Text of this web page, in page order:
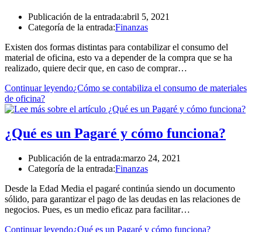
Publicación de la entrada:abril 5, 2021
Categoría de la entrada:Finanzas
Existen dos formas distintas para contabilizar el consumo del
material de oficina, esto va a depender de la compra que se ha
realizado, quiere decir que, en caso de comprar…
Continuar leyendo¿Cómo se contabiliza el consumo de materiales
de oficina?
¿Qué es un Pagaré y cómo funciona?
Publicación de la entrada:marzo 24, 2021
Categoría de la entrada:Finanzas
Desde la Edad Media el pagaré continúa siendo un documento
sólido, para garantizar el pago de las deudas en las relaciones de
negocios. Pues, es un medio eficaz para facilitar…
Continuar leyendo¿Qué es un Pagaré y cómo funciona?